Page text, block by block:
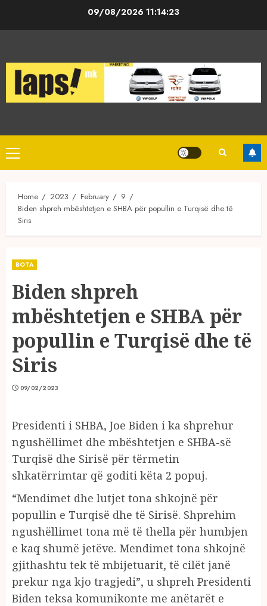
09/08/2026 11:14:23
Primary
Menu
Home 2023 February
9
Biden shpreh mbështetjen e SHBA për popullin e Turqisë dhe të
Siris
BOTA
Biden shpreh
mbështetjen e SHBA për
popullin e Turqisë dhe të
Siris
09/02/2023
Presidenti i SHBA, Joe Biden i ka shprehur
ngushëllimet dhe mbështetjen e SHBA-së
Turqisë dhe Sirisë për tërmetin
shkatërrimtar që goditi këta 2 popuj.
“Mendimet dhe lutjet tona shkojnë për
popullin e Turqisë dhe të Sirisë. Shprehim
ngushëllimet tona më të thella për humbjen
e kaq shumë jetëve. Mendimet tona shkojnë
gjithashtu tek të mbijetuarit, të cilët janë
prekur nga kjo tragjedi”, u shpreh Presidenti
Biden teksa komunikonte me anëtarët e